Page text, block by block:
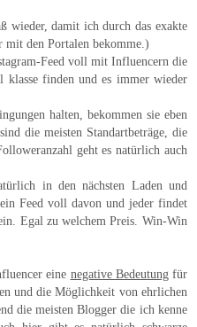
wieder, damit ich durch das exakte
mit den Portalen bekomme.)
Feed voll mit Influencern die
klasse finden und es immer wieder
halten, bekommen sie eben
die meisten Standartbeträge, die
geht es natürlich auch
in den nächsten Laden und
Feed voll davon und jeder findet
Egal zu welchem Preis. Win-Win
eine negative Bedeutungfür
und die Möglichkeit von ehrlichen
die meisten Blogger die ich kenne